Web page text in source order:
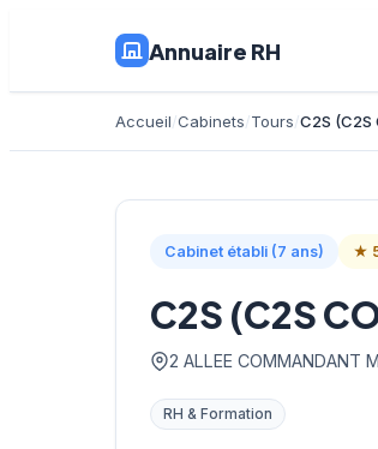
Annuaire RH
Accueil Cabinets Tours C2S (C2S
Cabinet établi (7 ans) ★
C2S (C2S
2 ALLEE COMMANDANT
RH & Formation